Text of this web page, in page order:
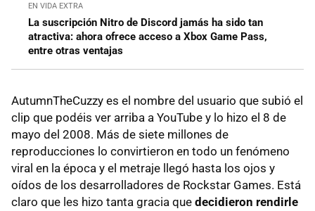
EN VIDA EXTRA
La suscripción Nitro de Discord jamás ha sido tan
atractiva: ahora ofrece acceso a Xbox Game Pass,
entre otras ventajas
AutumnTheCuzzy es el nombre del usuario que subió el
clip que podéis ver arriba a YouTube y lo hizo el 8 de
mayo del 2008. Más de siete millones de
reproducciones lo convirtieron en todo un fenómeno
viral en la época y el metraje llegó hasta los ojos y
oídos de los desarrolladores de Rockstar Games. Está
claro que les hizo tanta gracia que decidieron rendirle